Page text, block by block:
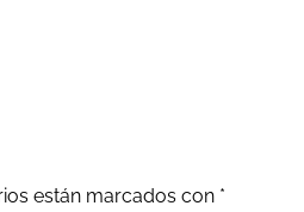
están marcados con *